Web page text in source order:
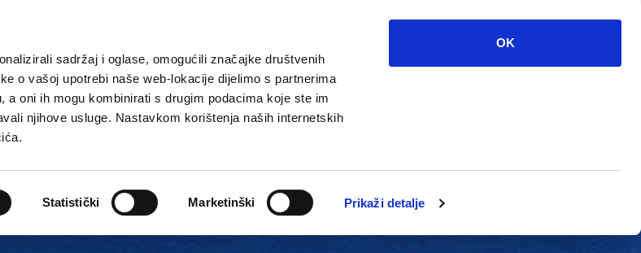
sadržaj i oglase, omogućili značajke društvenih
o vašoj upotrebi naše web-lokacije dijelimo s partnerima
a oni ih mogu kombinirati s drugim podacima koje ste im
njihove usluge. Nastavkom korištenja naših internetskih
Statistički Marketinški Prikaži detalje
OK
tvrtke i škole